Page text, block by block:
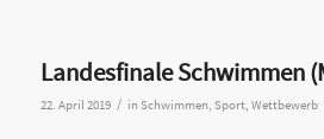
Landesfinale Schwimmen
22. April 2019 / in Schwimmen, Sport, Wettbewerb